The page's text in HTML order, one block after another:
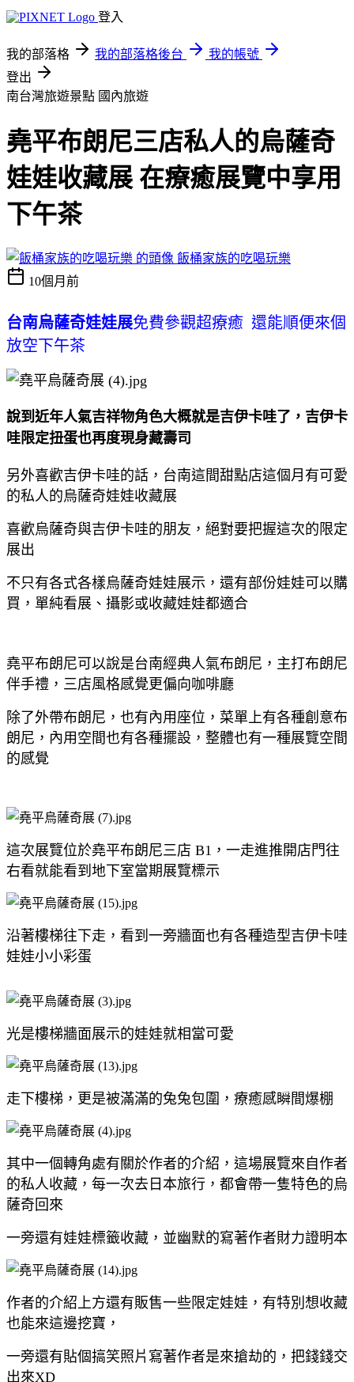
登入
我的部落格 我的部落格後台
我的帳號
登出
南台灣旅遊景點 國內旅遊
堯平布朗尼三店私人的烏薩奇
娃娃收藏展 在療癒展覽中享用
下午茶
飯桶家族的吃喝玩樂
10個月前
台南烏薩奇娃娃展免費參觀超療癒 還能順便來個
放空下午茶
說到近年人氣吉祥物角色大概就是吉伊卡哇了，吉伊卡
哇限定扭蛋也再度現身藏壽司
另外喜歡吉伊卡哇的話，台南這間甜點店這個月有可愛
的私人的烏薩奇娃娃收藏展
喜歡烏薩奇與吉伊卡哇的朋友，絕對要把握這次的限定
展出
不只有各式各樣烏薩奇娃娃展示，還有部份娃娃可以購
買，單純看展、攝影或收藏娃娃都適合
堯平布朗尼可以說是台南經典人氣布朗尼，主打布朗尼
伴手禮，三店風格感覺更偏向咖啡廳
除了外帶布朗尼，也有內用座位，菜單上有各種創意布
朗尼，內用空間也有各種擺設，整體也有一種展覽空間
的感覺
這次展覽位於堯平布朗尼三店 B1，一走進推開店門往
右看就能看到地下室當期展覽標示
沿著樓梯往下走，看到一旁牆面也有各種造型吉伊卡哇
娃娃小小彩蛋
光是樓梯牆面展示的娃娃就相當可愛
走下樓梯，更是被滿滿的兔兔包圍，療癒感瞬間爆棚
其中一個轉角處有關於作者的介紹，這場展覽來自作者
的私人收藏，每一次去日本旅行，都會帶一隻特色的烏
薩奇回來
一旁還有娃娃標籤收藏，並幽默的寫著作者財力證明本
作者的介紹上方還有販售一些限定娃娃，有特別想收藏
也能來這邊挖寶，
一旁還有貼個搞笑照片寫著作者是來搶劫的，把錢錢交
出來XD